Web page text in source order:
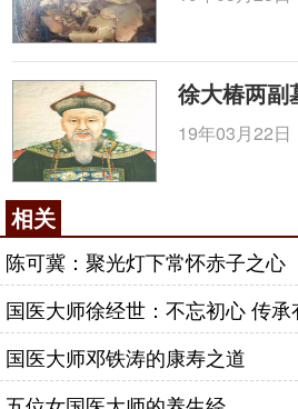
胆。
中医诊断急症，在望闻问切
点。只有抓住特点，才能弄清疾
键所在。而抓特点不仅仅要全面
重舌脉合参。因为舌象和脉象往
质和真相。
2009年4月，长沙市某医院
人，患者因患急性胆囊炎先后在
每天下午2时许开始发热，热
时立即打针服药，约5～6小时后
之后体温仍在38.5～39℃之间，
由于患者持续的反复高烧，其
徐大椿两副
19年03月22日
相关
陈可冀：聚光灯下常怀赤子之心
国医大师徐经世：不忘初心 传承
国医大师邓铁涛的康寿之道